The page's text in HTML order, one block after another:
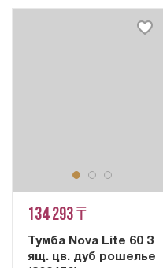
134 293 ₸
Тумба Nova Lite 60 3
ящ. цв. дуб рошелье